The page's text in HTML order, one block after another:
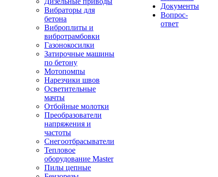
Вибраторы для
бетона
Виброплиты и
вибротрамбовки
Газонокосилки
Затирочные машины
по бетону
Мотопомпы
Нарезчики швов
Осветительные
мачты
Отбойные молотки
Преобразователи
напряжения и
частоты
Снегоотбрасыватели
Тепловое
оборудование Master
Пилы цепные
Документы
Вопрос-
ответ